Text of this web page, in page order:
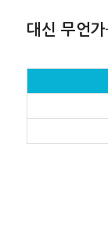
대신 무언